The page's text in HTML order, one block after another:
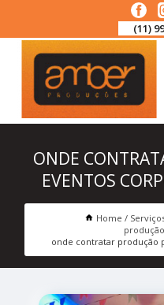
(11)
ONDE
EVENTOS
Home
onde contratar produção